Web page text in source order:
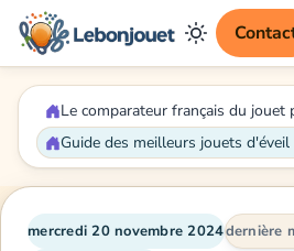
Le comparateur français du jouet
mercredi 20 novembre 2024dernière